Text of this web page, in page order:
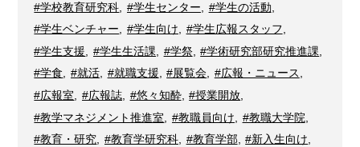
#学校教育研究科
#学生センター #学生の活動
#学生ベンチャー
#学生向け #学生広報スタッフ
#学生支援
#学生生活課 #学祭, #学術研究部研究推進課
#学食, #就活, #就職支援, #展覧会, #広報・ニュース,
#広報室
#広報誌, #悠々知酔, #授業開放
#教学マネジメント推進室
#教職員向け #教職大学院
#教育・研究
#教育学研究科, #教育学部, #新入生向け